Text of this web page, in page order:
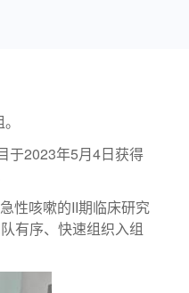
于2023年5月4日获得
性咳嗽的II期临床研究
有序、快速组织入组